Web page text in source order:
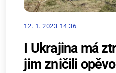
12. 1. 2023 14:36
I Ukrajina má
jim zničili